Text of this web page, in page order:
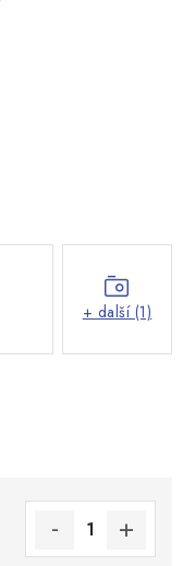
+ další (1)